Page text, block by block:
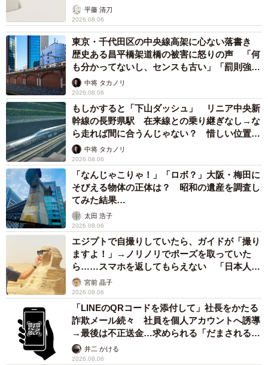
平藤 清刀
2026.08.06
東京・千代田区の中央線高架に心ない落書き
歴史ある昌平橋架道橋の被害に怒りの声 「何
も分かってないし、センスも古い」「罰則強化
して」中将 タカノリ
2026.08.06
もしかすると「下山ダッシュ」 リニア中央新
幹線の長野県駅 在来線との乗り継ぎなし→な
ら走れば間に合うんじゃない？ 惜しい位置関
係が反響
中将 タカノリ
2026.08.06
「なんじゃこりゃ！」「ロボ？」大阪・梅田に
そびえる物体の正体は？ 昭和の遺産を調査し
てみた結果…
太田 浩子
2026.08.06
エジプトで自撮りしていたら、ガイドが「撮り
ますよ！」→ノリノリでポーズを取っていた
ら……スマホを返してもらえない 「日本人は
カモ代表かも」「私は6時間で3万円払った」
宮前 晶子
2026.08.06
「LINEのQRコードを添付して」社長をかたる
詐欺メール続々 社員を個人アカウントへ誘導
→最後は不正送金…求められる「だまされる前
提」の対策
井二 かける
2026.08.06